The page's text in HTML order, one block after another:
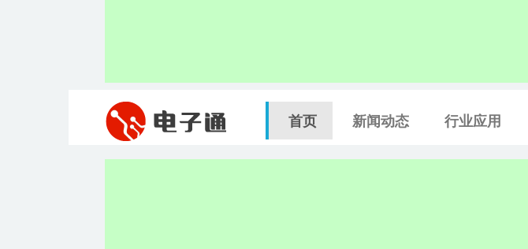
首页 新闻动态 行业应用